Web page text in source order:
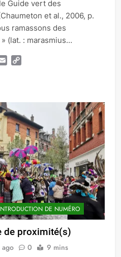
Guide vert des
et al., 2006, p.
ramassons des
(lat. : marasmius…
Email
DE NUMÉRO
de proximité(s)
ago 0 9 mins